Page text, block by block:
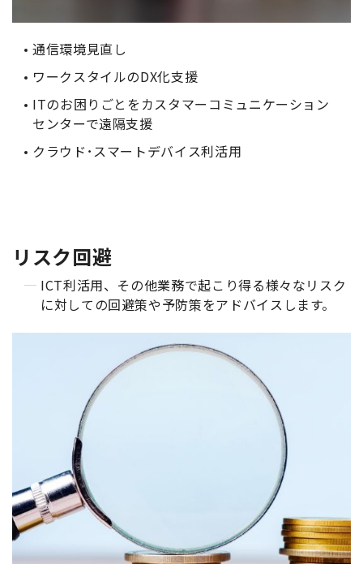
通信環境見直し
ワークスタイルのDX化支援
ITのお困りごとをカスタマーコミュニケーション
センターで遠隔支援
クラウド･スマートデバイス利活用
リスク回避
ICT利活用、その他業務で起こり得る様々なリスク
に対しての回避策や予防策をアドバイスします。